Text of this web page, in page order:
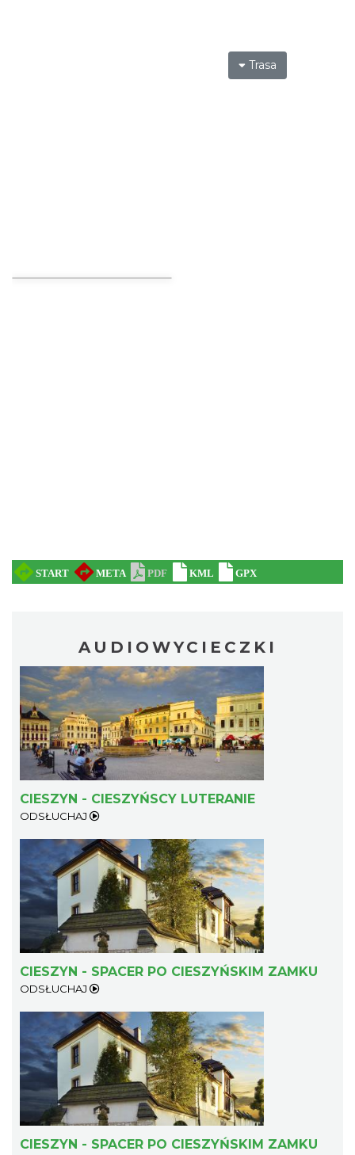
Trasa
AUDIOWYCIECZKI
CIESZYN - CIESZYŃSCY LUTERANIE
ODSŁUCHAJ
CIESZYN - SPACER PO CIESZYŃSKIM ZAMKU
ODSŁUCHAJ
CIESZYN - SPACER PO CIESZYŃSKIM ZAMKU